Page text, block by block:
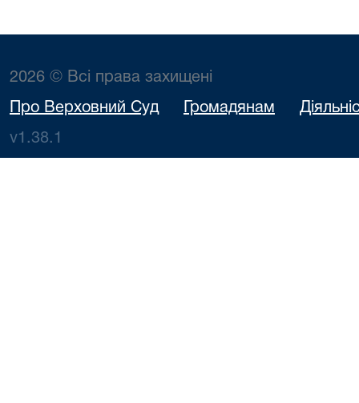
2026 © Всі права захищені
Про Верховний Суд Громадянам
v1.38.1